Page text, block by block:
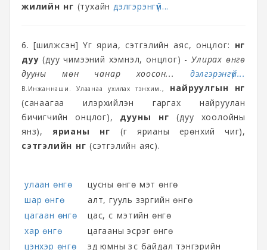
жилийн өнгө (тухайндэлгэрэнгүй...
6. [шилжсэн] Үг яриа, сэтгэлийн аяс, онцлог: өнгө
дуу (дуу чимээний хэмнэл, онцлог) -Улирах өнгө
дууны мөн чанар хоосон... дэлгэрэнгүй...
В.Инжаннаши. Улаанаа ухилах тэнхим.,
найруулгын өнгө
(санаагаа илэрхийлэн гаргах найруулан
бичигчийн онцлог), дууны өнгө (дуу хоолойны
янз), ярианы өнгө (үг ярианы ерөнхий чиг),
сэтгэлийн өнгө (сэтгэлийн аяс).
улаан өнгө
цусны өнгө мэт өнгө
шар өнгө
алт, гууль зэргийн өнгө
цагаан өнгө
цас, сүү мэтийн өнгө
хар өнгө
цагааны эсрэг өнгө
цэнхэр өнгө
эд юмны зүс байдал тэнгэрийн